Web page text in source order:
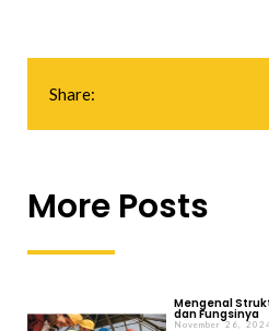
Share:
More Posts
Mengenal
dan Fungsinya
November 26,